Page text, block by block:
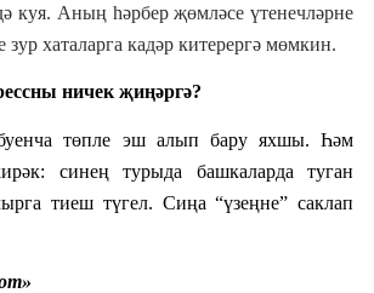
куя. Аның һәрбер җөмләсе үтенечләрне
зур хаталарга кадәр китерергә мөмкин.
ничек җиңәргә?
төпле эш алып бару яхшы. Һәм
синең турыда башкаларда туган
тиеш түгел. Сиңа “үзеңне” саклап